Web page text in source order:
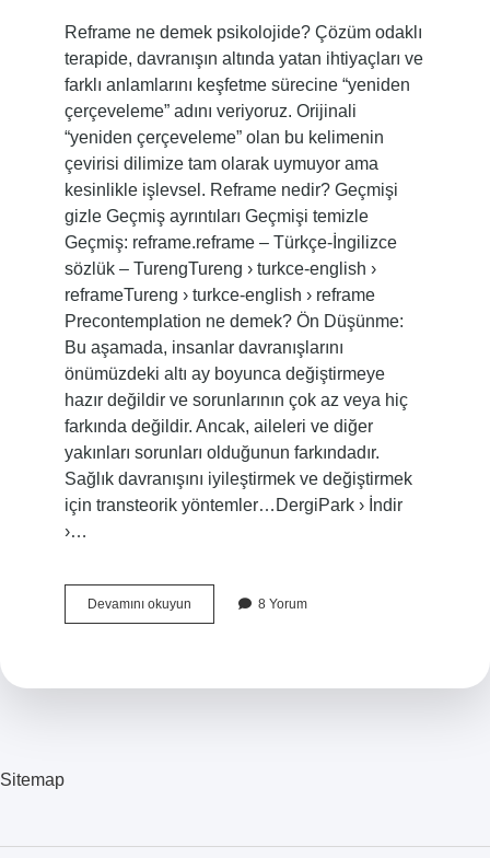
Reframe ne demek psikolojide? Çözüm odaklı
terapide, davranışın altında yatan ihtiyaçları ve
farklı anlamlarını keşfetme sürecine “yeniden
çerçeveleme” adını veriyoruz. Orijinali
“yeniden çerçeveleme” olan bu kelimenin
çevirisi dilimize tam olarak uymuyor ama
kesinlikle işlevsel. Reframe nedir? Geçmişi
gizle Geçmiş ayrıntıları Geçmişi temizle
Geçmiş: reframe.reframe – Türkçe-İngilizce
sözlük – TurengTureng › turkce-english ›
reframeTureng › turkce-english › reframe
Precontemplation ne demek? Ön Düşünme:
Bu aşamada, insanlar davranışlarını
önümüzdeki altı ay boyunca değiştirmeye
hazır değildir ve sorunlarının çok az veya hiç
farkında değildir. Ancak, aileleri ve diğer
yakınları sorunları olduğunun farkındadır.
Sağlık davranışını iyileştirmek ve değiştirmek
için transteorik yöntemler…DergiPark › İndir
›…
Devamını okuyunReframing
Metodu
8 Yorum
Sitemap